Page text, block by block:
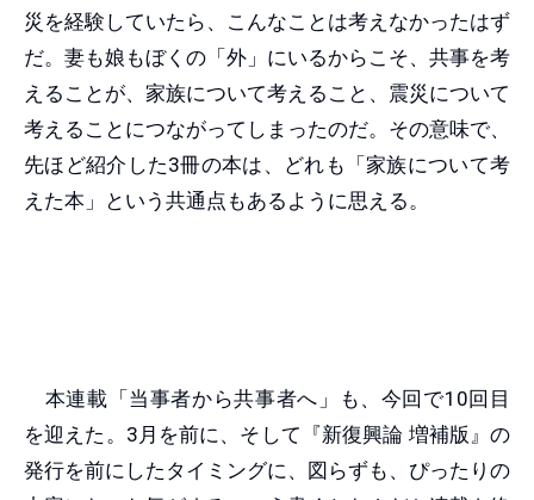
災を経験していたら、こんなことは考えなかったはず
だ。妻も娘もぼくの「外」にいるからこそ、共事を考
えることが、家族について考えること、震災について
考えることにつながってしまったのだ。その意味で、
先ほど紹介した3冊の本は、どれも「家族について考
えた本」という共通点もあるように思える。
本連載「当事者から共事者へ」も、今回で10回目
を迎えた。3月を前に、そして『新復興論 増補版』の
発行を前にしたタイミングに、図らずも、ぴったりの